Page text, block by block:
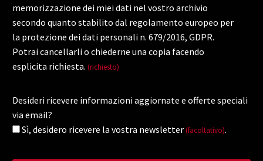
memorizzazione dei miei dati nel vostro archivio
secondo quanto stabilito dal regolamento europeo per
la protezione dei dati personali n. 679/2016, GDPR.
Potrai cancellarli o chiederne una copia facendo
esplicita richiesta. (richiesto)
Desideri ricevere informazioni aggiornate e offerte speciali
via email?
Sì, desidero ricevere la vostra newsletter (facoltativo).